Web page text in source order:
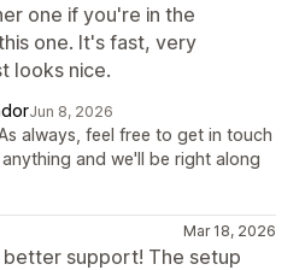
one if you're in the
one. It's fast, very
looks nice.
Jun 8, 2026
always, feel free to get in touch
and we'll be right along
Mar 18, 2026
support! The setup